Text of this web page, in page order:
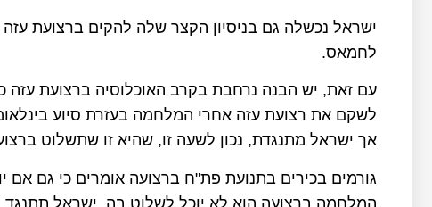
ישראל נכשלה גם בניסיון הקצר שלה להקים ברצועת עזה
לחמאס.
עם זאת, יש הבנה נרחבת בקרב האוכלוסיה ברצועת
לשקם את רצועת עזה אחרי המלחמה בעזרת סיוע
אך ישראל מתנגדת, נכון לשעה זו, שהיא זו שתשלוט
גורמים בכירים בתנועת פת"ח ברצועה אומרים כי גם אם
המלחמה ברצועה הוא לא יוכל לשלוט בה, ישראל תתנגד